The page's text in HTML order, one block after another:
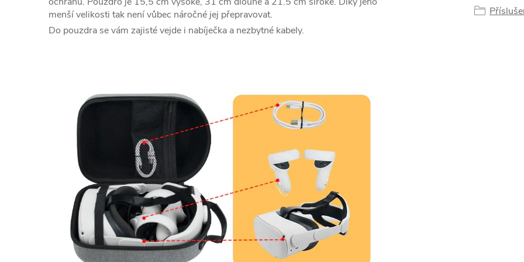
menší velikosti tak není vůbec náročné jej přepravovat.
Do pouzdra se vám zajisté vejde i nabíječka a nezbytné kabely.